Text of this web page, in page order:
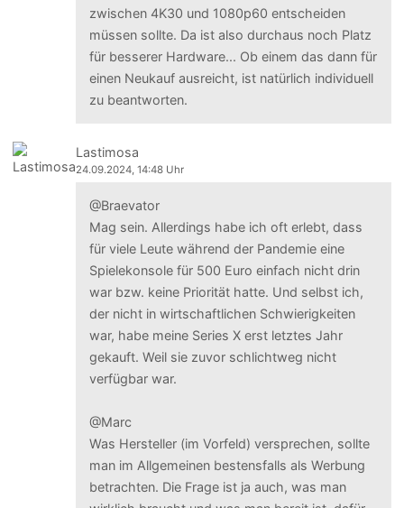
zwischen 4K30 und 1080p60 entscheiden
müssen sollte. Da ist also durchaus noch Platz
für besserer Hardware... Ob einem das dann für
einen Neukauf ausreicht, ist natürlich individuell
zu beantworten.
Lastimosa
24.09.2024, 14:48 Uhr
@Braevator
Mag sein. Allerdings habe ich oft erlebt, dass
für viele Leute während der Pandemie eine
Spielekonsole für 500 Euro einfach nicht drin
war bzw. keine Priorität hatte. Und selbst ich,
der nicht in wirtschaftlichen Schwierigkeiten
war, habe meine Series X erst letztes Jahr
gekauft. Weil sie zuvor schlichtweg nicht
verfügbar war.
@Marc
Was Hersteller (im Vorfeld) versprechen, sollte
man im Allgemeinen bestensfalls als Werbung
betrachten. Die Frage ist ja auch, was man